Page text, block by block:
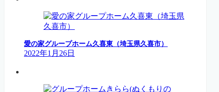
愛の家グループホーム久喜東（埼玉県久喜市）
2022年1月26日